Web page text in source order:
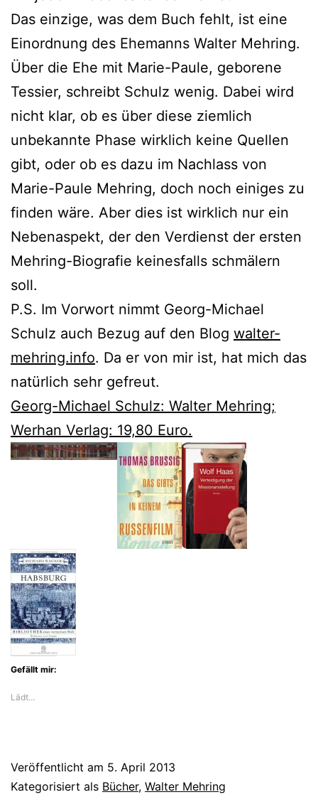
Das einzige, was dem Buch fehlt, ist eine
Einordnung des Ehemanns Walter Mehring.
Über die Ehe mit Marie-Paule, geborene
Tessier, schreibt Schulz wenig. Dabei wird
nicht klar, ob es über diese ziemlich
unbekannte Phase wirklich keine Quellen
gibt, oder ob es dazu im Nachlass von
Marie-Paule Mehring, doch noch einiges zu
finden wäre. Aber dies ist wirklich nur ein
Nebenaspekt, der den Verdienst der ersten
Mehring-Biografie keinesfalls schmälern
soll.
P.S. Im Vorwort nimmt Georg-Michael
Schulz auch Bezug auf den Blog walter-
mehring.info. Da er von mir ist, hat mich das
natürlich sehr gefreut.
Georg-Michael Schulz: Walter Mehring;
Werhan Verlag: 19,80 Euro.
Gefällt mir:
Lädt…
Veröffentlicht am 5. April 2013
Kategorisiert als Bücher, Walter Mehring